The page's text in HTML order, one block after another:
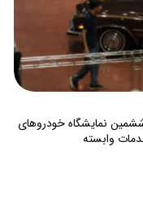
نمایشگاه خودروهای
وابسته